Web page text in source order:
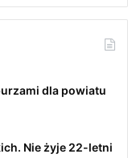
dla powiatu
Nie żyje 22-letni